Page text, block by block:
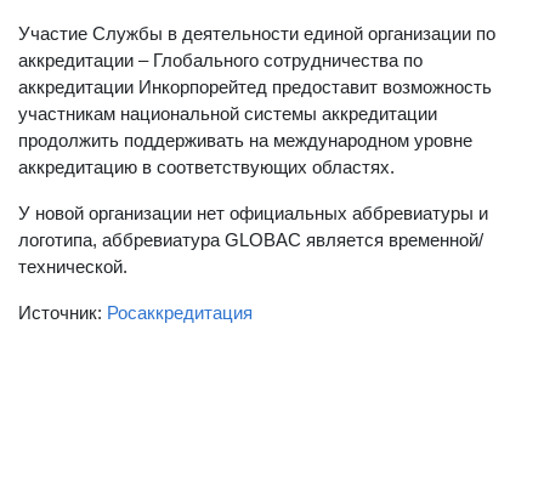
Участие Службы в деятельности единой организации по
аккредитации – Глобального сотрудничества по
аккредитации Инкорпорейтед предоставит возможность
участникам национальной системы аккредитации
продолжить поддерживать на международном уровне
аккредитацию в соответствующих областях.
У новой организации нет официальных аббревиатуры и
логотипа, аббревиатура GLOBAC является временной/
технической.
Источник: Росаккредитация